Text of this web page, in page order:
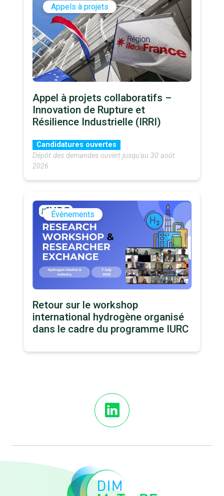
Appels à projets
Appel à projets collaboratifs –
Innovation de Rupture et
Résilience Industrielle (IRRI)
Candidatures ouvertes
Dépôt des demandes ouvert jusqu'au 30 août
2026
Évènements
Retour sur le workshop
international hydrogène organisé
dans le cadre du programme IURC